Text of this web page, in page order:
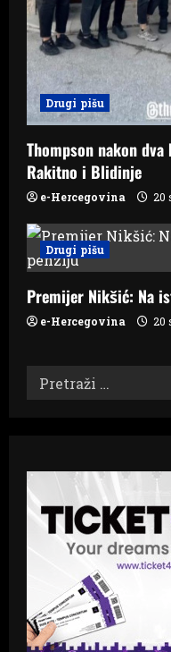
Drugi pišu
Thompson nakon
Rakitno i Blidinje
e-Hercegovina 20
Drugi pišu
Premijer Nikšić: Na
e-Hercegovina 20
Pretraži: